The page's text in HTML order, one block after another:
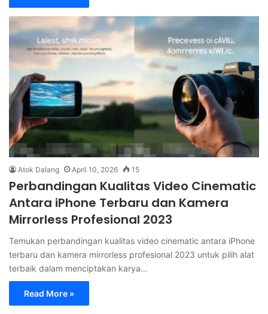
Atok Dalang April 10, 2026 15
Perbandingan Kualitas Video Cinematic
Antara iPhone Terbaru dan Kamera
Mirrorless Profesional 2023
Temukan perbandingan kualitas video cinematic antara iPhone
terbaru dan kamera mirrorless profesional 2023 untuk pilih alat
terbaik dalam menciptakan karya…
Read More »